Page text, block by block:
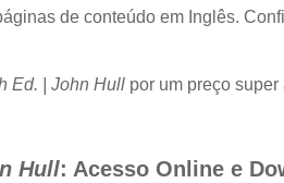
de conteúdo em Inglês.
Ed. | John Hull por um preço
Hull: Acesso Online e